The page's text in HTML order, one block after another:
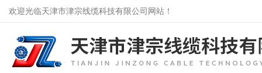
欢迎光临天津市津宗线缆科技有限公司网站！